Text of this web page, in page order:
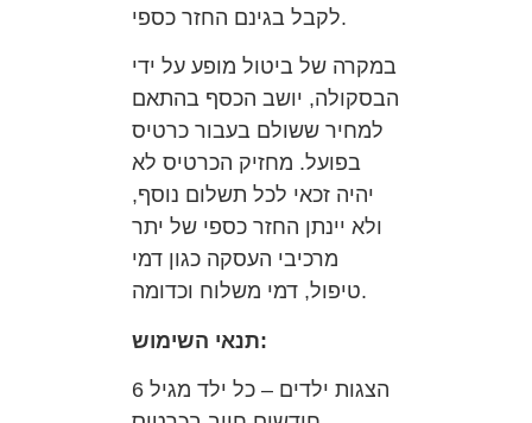
לקבל בגינם החזר כספי.
במקרה של ביטול מופע על ידי
הבסקולה, יושב הכסף בהתאם
למחיר ששולם בעבור כרטיס
בפועל. מחזיק הכרטיס לא
יהיה זכאי לכל תשלום נוסף,
ולא יינתן החזר כספי של יתר
מרכיבי העסקה כגון דמי
טיפול, דמי משלוח וכדומה.
תנאי השימוש:
הצגות ילדים – כל ילד מגיל 6